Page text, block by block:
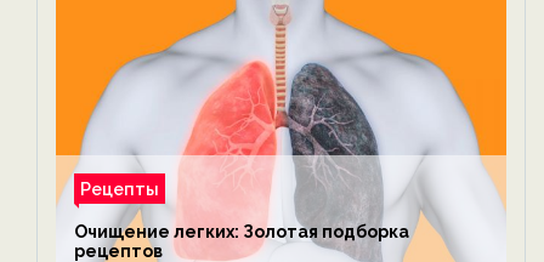
Рецепты
Очищение легких: Золотая подборка
рецептов